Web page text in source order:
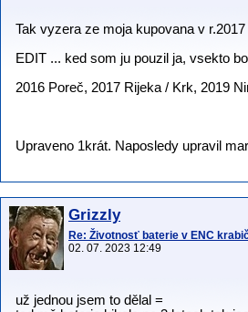
Tak vyzera ze moja kupovana v
EDIT ... ked som ju pouzil ja, vsekto
2016 Poreč, 2017 Rijeka / Krk, 2019
Upraveno 1krát. Naposledy upravil
Grizzly
Re: Životnosť baterie v ENC
02. 07. 2023 12:49
už jednou jsem to dělal =